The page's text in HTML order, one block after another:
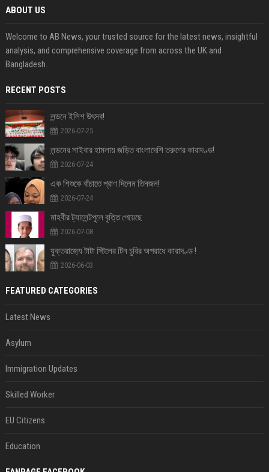
ABOUT US
Welcome to AB News, your trusted source for the latest news, insightful
analysis, and comprehensive coverage from across the UK and
Bangladesh.
RECENT POSTS
লন্ডনে ইলিশ উৎসব!
2026-07-25
লন্ডনের সাইবার হামলায় জড়িত বাংলাদেশি তরুণের কারাদণ্ড!
2026-07-24
এক শিশুকে বাঁচাতে প্রাণ দিলেন তিনজন!
2026-07-24
মাহবীর ট্যালেন্টপুলে বৃত্তি পেয়েছে
2026-07-08
যুক্তরাজ‍্যে টাটা স্টিলের টিন চুরির অপরাধে কারাদণ্ড !
2026-06-03
FEATURED CATEGORIES
Latest News
Asylum
Immigration Updates
Skilled Worker
EU Citizens
Education